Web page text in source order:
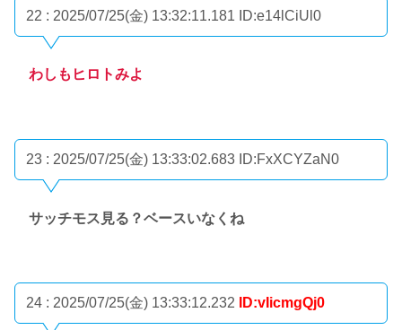
22 : 2025/07/25(金) 13:32:11.181 ID:e14lCiUl0
わしもヒロトみよ
23 : 2025/07/25(金) 13:33:02.683 ID:FxXCYZaN0
サッチモス見る？ベースいなくね
24 : 2025/07/25(金) 13:33:12.232 ID:vIicmgQj0